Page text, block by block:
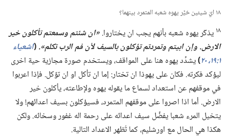
١٨ ايّ شيئين خيَّر يهوه شعبه المتمرد بينهما؟‏
١٨ يذكّر يهوه شعبه بأنهم يجب ان يختاروا.‏‏«ان شئتم وسمعتم تأكلون خير
الارض.‏ وإن ابيتم وتمردتم تؤكلون بالسيف لأن فم الرب تكلم».‏(‏اشعياء
١:‏​١٩،‏ ٢٠
‏)‏يشدِّد يهوه هنا على المواقف،‏ ويستخدم صورة مجازية حية اخرى
ليؤكد فكرته.‏ فكان على يهوذا ان تختار:‏ إما ان تأكل او ان تؤكل.‏ فإذا اعربوا
في موقفهم عن استعداد لسماع ما يقوله يهوه ولإطاعته،‏ يأكلون خير
الارض.‏ أما اذا اصروا على موقفهم المتمرد،‏ فسيؤكلون بسيف اعدائهم!‏ ولا
يتخيل المرء شعبا يفضِّل سيف اعدائه على رحمة اله غفور وسخائه.‏ ولكن
هكذا هي الحال مع اورشليم،‏ كما تُظهر الاعداد التالية.‏